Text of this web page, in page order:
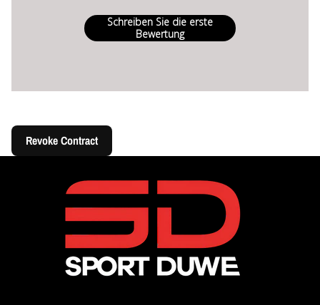
Schreiben Sie die erste
Bewertung
Revoke Contract